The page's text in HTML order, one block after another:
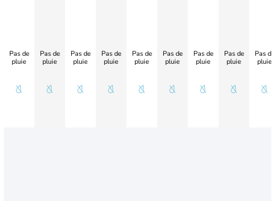
Pas de
pluie
Pas de
pluie
Pas de
pluie
Pas de
pluie
Pas de
pluie
Pas de
pluie
Pas de
pluie
Pas de
pluie
Pas de
pluie